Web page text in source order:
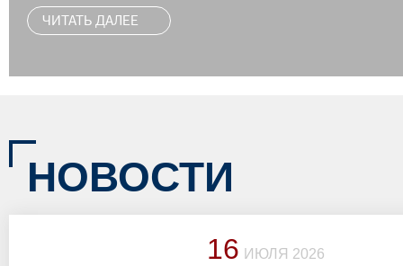
достижениях
ЧИТАТЬ ДАЛЕЕ
НОВОСТИ
16 ИЮЛЯ 2026